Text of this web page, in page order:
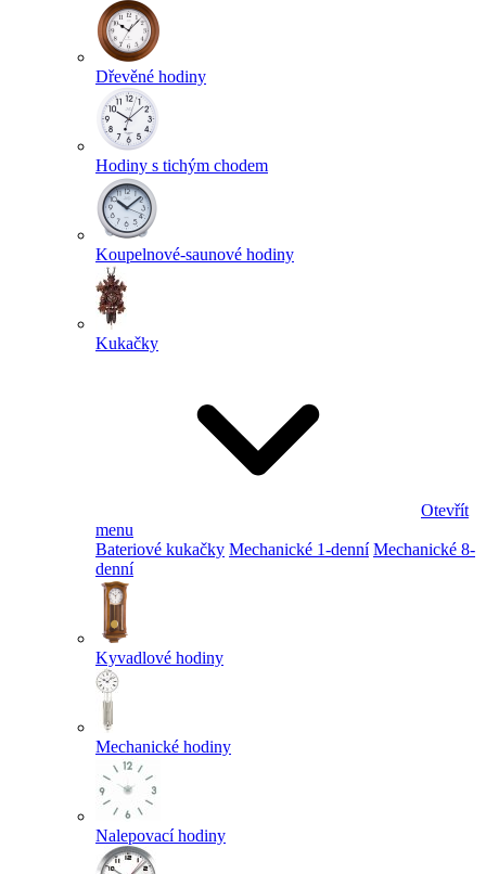
Dřevěné hodiny
Hodiny s tichým chodem
Koupelnové-saunové hodiny
Kukačky
Otevřít
menu
Bateriové kukačky Mechanické 1-denní Mechanické 8-
denní
Kyvadlové hodiny
Mechanické hodiny
Nalepovací hodiny